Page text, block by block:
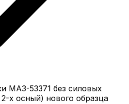
МАЗ-53371 без силовых
х осный) нового образца